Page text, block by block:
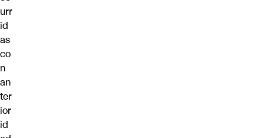
urr
id
as
co
n
an
ter
ior
id